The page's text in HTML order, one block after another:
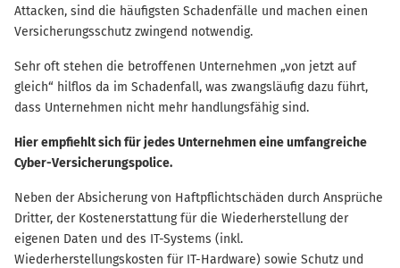
Attacken, sind die häufigsten Schadenfälle und machen einen
Versicherungsschutz zwingend notwendig.
Sehr oft stehen die betroffenen Unternehmen „von jetzt auf
gleich“ hilflos da im Schadenfall, was zwangsläufig dazu führt,
dass Unternehmen nicht mehr handlungsfähig sind.
Hier empfiehlt sich für jedes Unternehmen eine umfangreiche
Cyber-Versicherungspolice.
Neben der Absicherung von Haftpflichtschäden durch Ansprüche
Dritter, der Kostenerstattung für die Wiederherstellung der
eigenen Daten und des IT-Systems (inkl.
Wiederherstellungskosten für IT-Hardware) sowie Schutz und